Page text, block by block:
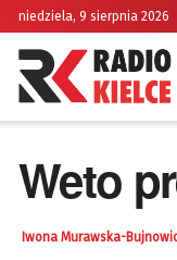
niedziela, 9 sierpnia 2026
Weto
Iwona Murawska-